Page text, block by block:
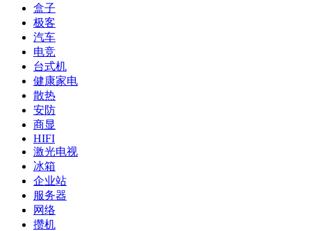
盒子
极客
汽车
电竞
台式机
健康家电
散热
安防
商显
HIFI
激光电视
冰箱
企业站
服务器
网络
攒机